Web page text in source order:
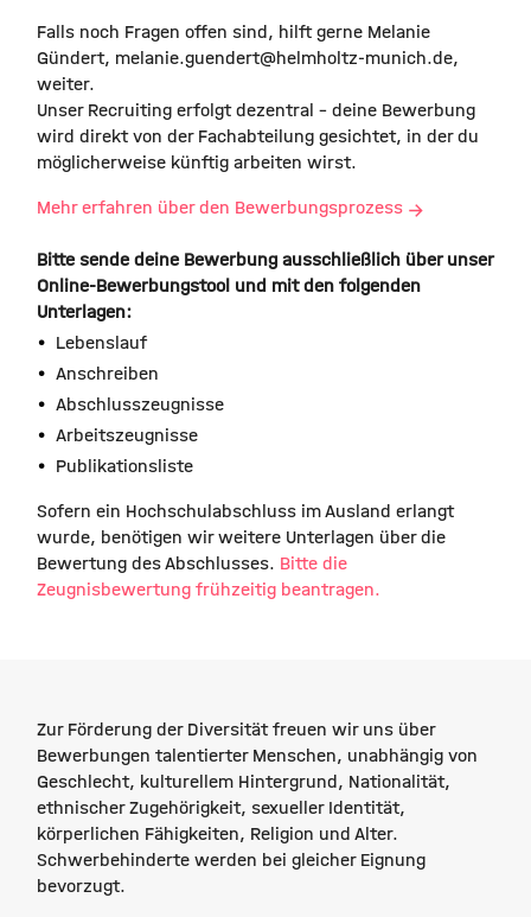
Falls noch Fragen offen sind, hilft gerne Melanie
Gündert, melanie.guendert@helmholtz-munich.de,
weiter.
Unser Recruiting erfolgt dezentral - deine Bewerbung
wird direkt von der Fachabteilung gesichtet, in der du
möglicherweise künftig arbeiten wirst.
Mehr erfahren über den Bewerbungsprozess
Bitte sende deine Bewerbung ausschließlich über unser
Online-Bewerbungstool und mit den folgenden
Unterlagen:
Lebenslauf
Anschreiben
Abschlusszeugnisse
Arbeitszeugnisse
Publikationsliste
Sofern ein Hochschulabschluss im Ausland erlangt
wurde, benötigen wir weitere Unterlagen über die
Bewertung des Abschlusses. Bitte die
Zeugnisbewertung frühzeitig beantragen.
Zur Förderung der Diversität freuen wir uns über
Bewerbungen talentierter Menschen, unabhängig von
Geschlecht, kulturellem Hintergrund, Nationalität,
ethnischer Zugehörigkeit, sexueller Identität,
körperlichen Fähigkeiten, Religion und Alter.
Schwerbehinderte werden bei gleicher Eignung
bevorzugt.